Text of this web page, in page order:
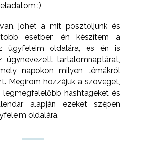
:)⁣
jöhet a mit posztoljunk és
esetben én készítem a
ügyfeleim oldalára, és én is
úgynevezett tartalomnaptárat,
napokon milyen témákról
Megírom hozzájuk a szöveget,
legmegfelelőbb hashtageket és
alapján ezeket szépen
oldalára.